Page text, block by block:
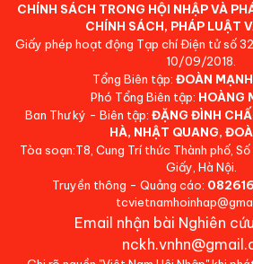
CHÍNH SÁCH TRONG HỘI NHẬP VÀ
CHÍNH SÁCH, PHÁP LUẬT
Giấy phép hoạt động Tạp chí Điện tử số
10/09/2018.
Tổng Biên tập: ĐOÀN
Phó Tổng Biên tập: HOÀNG
Ban Thư ký - Biên tập: ĐẶNG ĐÌNH
HÀ, NHẬT QUANG,
Tòa soạn:T8, Cung Trí thức Thành phố,
Giấy, Hà Nội.
Truyền thông - Quảng cáo:
Email nhận bài Nghiên